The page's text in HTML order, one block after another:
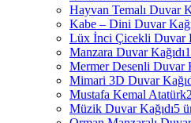
Hayvan Temalı Duvar
Kabe – Dini Duvar
Lüx İnci Çicekli Duvar
Manzara Duvar Kağıdı
Mermer Desenli Duvar
Mimari 3D Duvar
Mustafa Kemal Atatürk
Müzik Duvar Kağıdı5